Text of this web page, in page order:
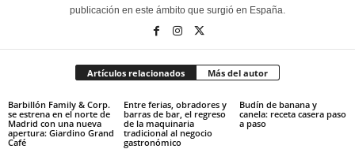
publicación en este ámbito que surgió en España.
Artículos relacionados Más del autor
Barbillón Family & Corp.
se estrena en el norte de
Madrid con una nueva
apertura: Giardino Grand
Café
Entre ferias, obradores y
barras de bar, el regreso
de la maquinaria
tradicional al negocio
gastronómico
Budín de banana y
canela: receta casera paso
a paso